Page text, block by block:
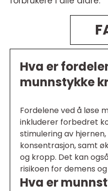
Hva er
munnstykke
Fordelene ved å løse
inkluderer forbedret
stimulering av
konsentrasjon, samt
og kropp. Det kan
risikoen for demens
Hva er